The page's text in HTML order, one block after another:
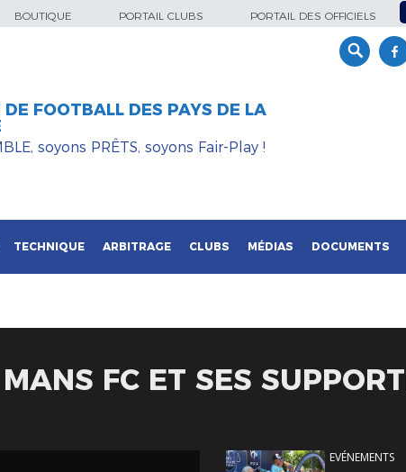
BOUTIQUE PORTAIL CLUBS PORTAIL DES OFFICIELS
DE FOOTBALL DES PAYS DE LA
soyons PRÊTS, soyons Fair-Play !
TECHNIQUE ARBITRAGE CLUBS MÉDIAS DOCUMENTS
FC ET SES
EVÉNEMENTS